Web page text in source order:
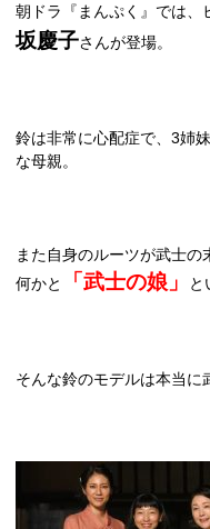
朝ドラ『まんぷく』では、
坂慶子さんが登場。
鈴は非常に心配症で、3姉
な母親。
また自身のルーツが武士の
何かと
「武士の娘」 と
そんな鈴のモデルは本当に